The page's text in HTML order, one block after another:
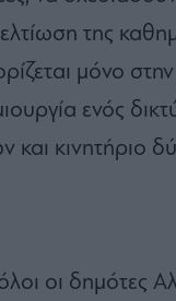
της
μόνο
ενός
και κινητήριο
οι δημότες